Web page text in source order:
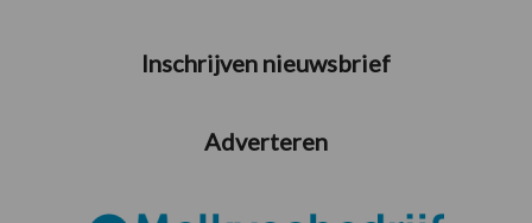
Inschrijven nieuwsbrief
Adverteren